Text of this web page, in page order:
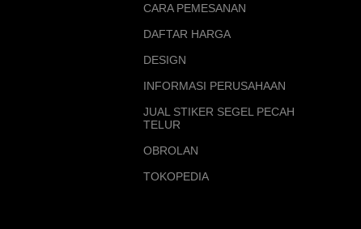
CARA PEMESANAN
DAFTAR HARGA
DESIGN
INFORMASI PERUSAHAAN
JUAL STIKER SEGEL PECAH
TELUR
OBROLAN
TOKOPEDIA